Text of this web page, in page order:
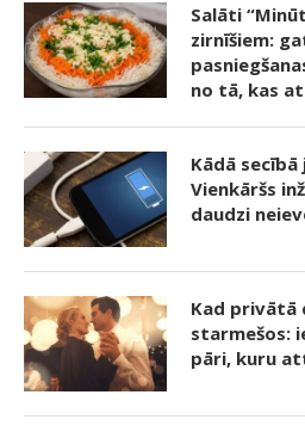
Salāti
zirnīšiem:
no tā, kas
Kādā
Vienkāršs
daudzi
Kad privātā
starmešos:
pāri, kuru